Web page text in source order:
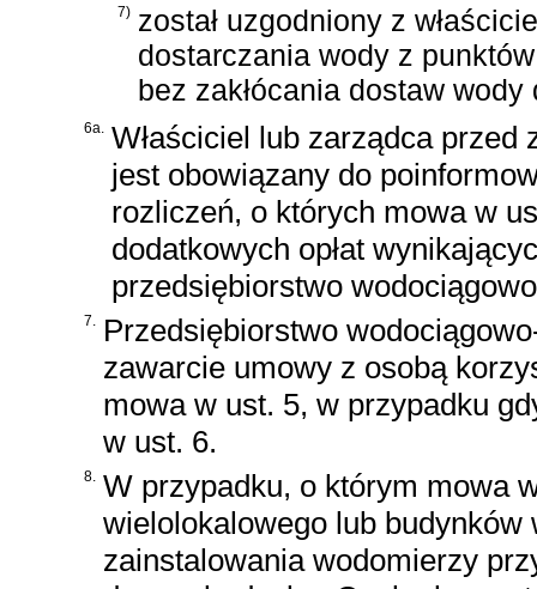
7) został uzgodniony z
dostarczania wody z
bez zakłócania dostaw wody
6a.
Właściciel lub zarządca przed
jest obowiązany do
rozliczeń, o których mowa w
dodatkowych opłat
przedsiębiorstwo
7.
Przedsiębiorstwo
zawarcie umowy z osobą
mowa w ust. 5, w przypadku
w ust. 6.
8.
W przypadku, o którym mowa
wielolokalowego lub
zainstalowania wodomierzy